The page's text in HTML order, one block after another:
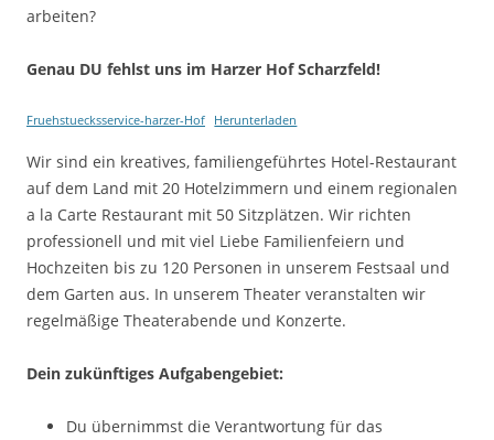
arbeiten?
Genau DU fehlst uns im Harzer Hof Scharzfeld!
Fruehstuecksservice-harzer-Hof Herunterladen
Wir sind ein kreatives, familiengeführtes Hotel-Restaurant
auf dem Land mit 20 Hotelzimmern und einem regionalen
a la Carte Restaurant mit 50 Sitzplätzen. Wir richten
professionell und mit viel Liebe Familienfeiern und
Hochzeiten bis zu 120 Personen in unserem Festsaal und
dem Garten aus. In unserem Theater veranstalten wir
regelmäßige Theaterabende und Konzerte.
Dein zukünftiges Aufgabengebiet:
Du übernimmst die Verantwortung für das